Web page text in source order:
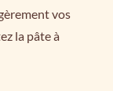
vos
la pâte à